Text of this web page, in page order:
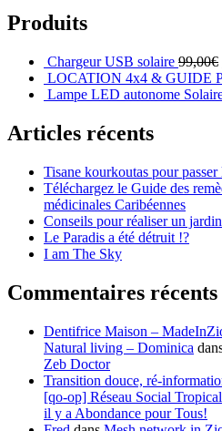
Produits
Chargeur USB solaire 99,00€
LOCATION 4x4 & GUIDE
Lampe LED autonome
Articles récents
Tisane kourkoutas pour passer
Téléchargez le Guide des
médicinales Caribéennes
Conseils pour réaliser un
Le Paradis a été détruit !?
I am The Sky
Commentaires récents
Dentifrice Maison –
Natural living – Dominica
Zeb Doctor
Transition douce, ré-
[qo-op] Réseau Social Tropical
il y a Abondance pour Tous!